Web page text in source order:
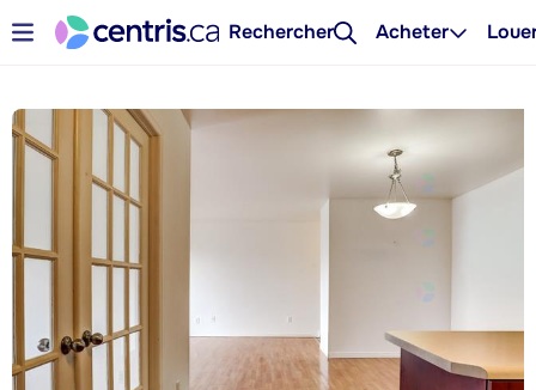
Rechercher Acheter